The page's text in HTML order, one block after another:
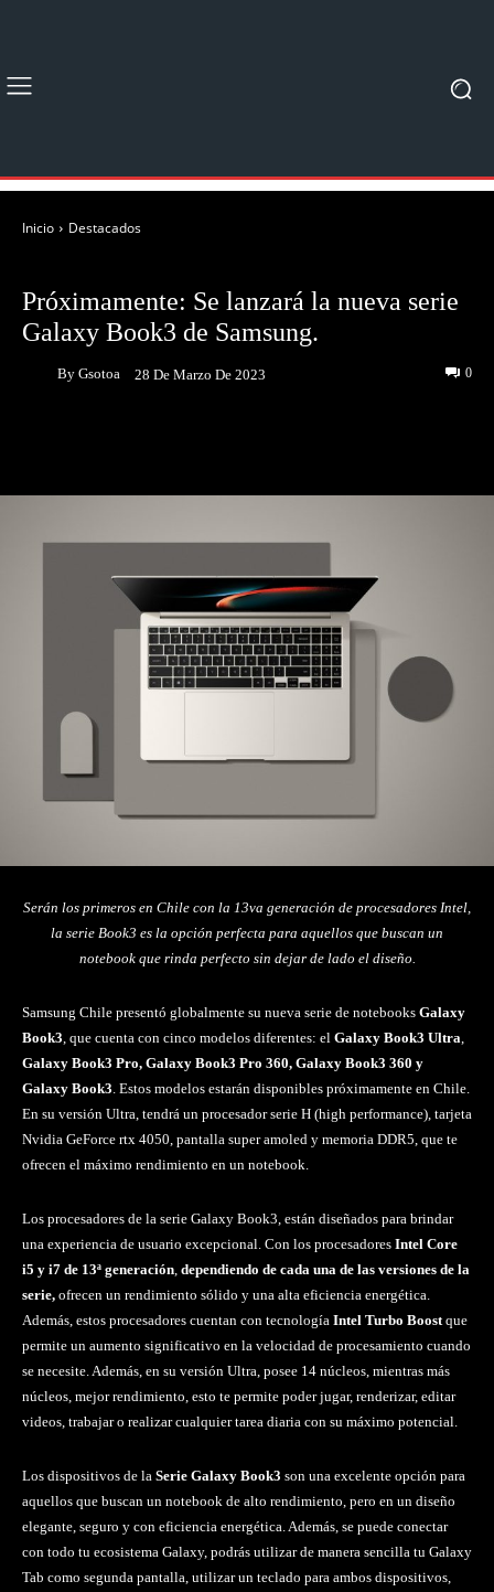
Inicio Destacados
Próximamente: Se lanzará la nueva serie
Galaxy Book3 de Samsung.
By Gsotoa 28 De Marzo De 2023 0
Serán los primeros en Chile con la 13va generación de procesadores Intel,
la serie Book3 es la opción perfecta para aquellos que buscan un
notebook que rinda perfecto sin dejar de lado el diseño.
Samsung Chile presentó globalmente su nueva serie de notebooks Galaxy
Book3 , que cuenta con cinco modelos diferentes: el Galaxy Book3 Ultra
Galaxy Book3 Pro, Galaxy Book3 Pro 360, Galaxy Book3 360 y
Galaxy Book3 . Estos modelos estarán disponibles próximamente en Chile.
En su versión Ultra, tendrá un procesador serie H (high performance), tarjeta
Nvidia GeForce rtx 4050, pantalla super amoled y memoria DDR5, que te
ofrecen el máximo rendimiento en un notebook.
Los procesadores de la serie Galaxy Book3, están diseñados para brindar
una experiencia de usuario excepcional. Con los procesadores Intel Core
i5 y i7 de 13ª generación dependiendo de cada una de las versiones de la
serie, ofrecen un rendimiento sólido y una alta eficiencia energética.
Además, estos procesadores cuentan con tecnología Intel Turbo Boost que
permite un aumento significativo en la velocidad de procesamiento cuando
se necesite. Además, en su versión Ultra, posee 14 núcleos, mientras más
núcleos, mejor rendimiento, esto te permite poder jugar, renderizar, editar
videos, trabajar o realizar cualquier tarea diaria con su máximo potencial.
Los dispositivos de la Serie Galaxy Book3 son una excelente opción para
aquellos que buscan un notebook de alto rendimiento, pero en un diseño
elegante, seguro y con eficiencia energética. Además, se puede conectar
con todo tu ecosistema Galaxy, podrás utilizar de manera sencilla tu Galaxy
Tab como segunda pantalla, utilizar un teclado para ambos dispositivos,